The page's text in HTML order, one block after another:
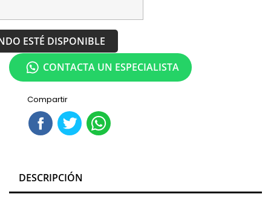
ESTÉ DISPONIBLE
Compartir
CONTACTA UN ESPECIALISTA
DESCRIPCIÓN